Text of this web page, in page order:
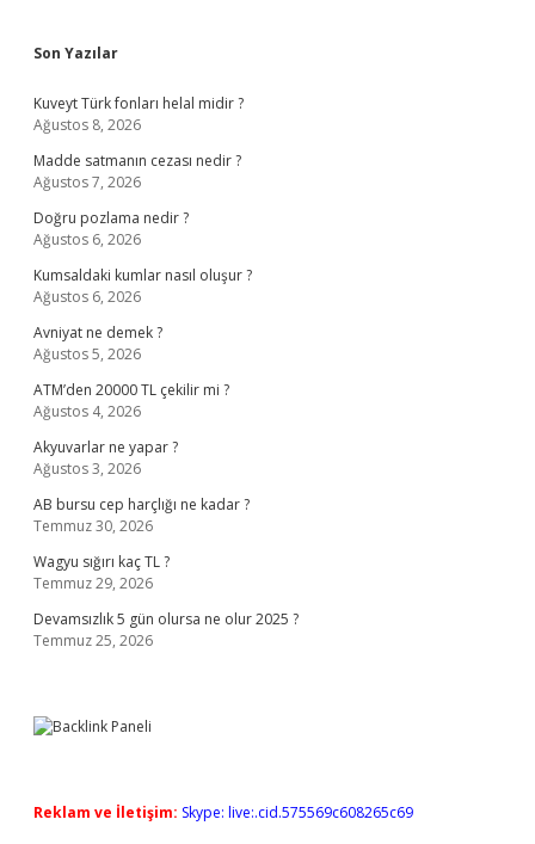
Sidebar
Son Yazılar
Kuveyt Türk fonları helal midir ?
Ağustos 8, 2026
Madde satmanın cezası nedir ?
Ağustos 7, 2026
Doğru pozlama nedir ?
Ağustos 6, 2026
Kumsaldaki kumlar nasıl oluşur ?
Ağustos 6, 2026
Avniyat ne demek ?
Ağustos 5, 2026
ATM’den 20000 TL çekilir mi ?
Ağustos 4, 2026
Akyuvarlar ne yapar ?
Ağustos 3, 2026
AB bursu cep harçlığı ne kadar ?
Temmuz 30, 2026
Wagyu sığırı kaç TL ?
Temmuz 29, 2026
Devamsızlık 5 gün olursa ne olur 2025 ?
Temmuz 25, 2026
Reklam ve İletişim: Skype: live:.cid.575569c608265c69